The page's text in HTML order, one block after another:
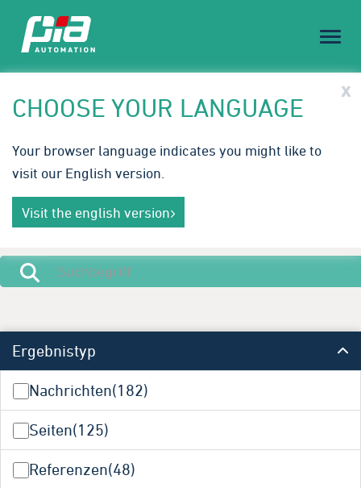
Toggle
23.-24. September 2026
Innovative Automatisierungslösungen für die
Medizintechnik. Wir freuen uns auf Ihren Besuch in
Galway.
Mehr erfahren
Ergebnistyp
Nachrichten(182)
Seiten(125)
Referenzen(48)
CHOOSE YOUR LANGUAGE
Your browser language indicates you might like to
visit our English version.
Visit the english version
x